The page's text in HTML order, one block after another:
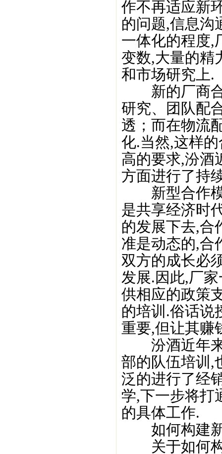
作不再适应新
的问题,信息沟
一体化的程度,
变数,大量的精
和市场研究上.
新的厂商合
研究、团队配
透；而在物流
化.当然,这样
高的要求,汾酒
方面进行了持
新型合作模
是共享经济时
的发展下去,合
准是动态的,合
双方的成长必
发展.因此,厂
供相应的政策
的培训.俗话说
重要,但让其赚
汾酒近年来
部的队伍培训,
泛的进行了经
学,下一步将打
的具体工作.
如何构建新
关于如何构